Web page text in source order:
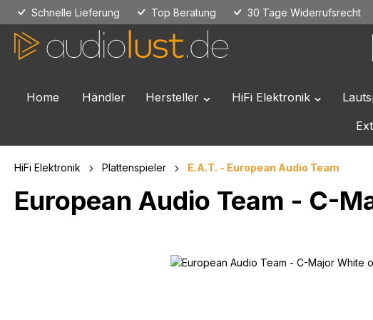
Hauptinhalt springen
Zur Suche springen
Zur Hauptnavigation springen
Schnelle Lieferung Top Beratung 30 Tage Widerrufsrecht
Home Händler Hersteller Öffne oder Schließe das
HiFi Elektronik Öffne oder
HiFi Elektronik Plattenspieler E.A.T. - European Audio Team
European Audio Team - C-